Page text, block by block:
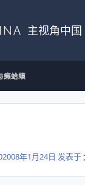
主视角中国
癞蛤蟆
2008年1月24日 发表于